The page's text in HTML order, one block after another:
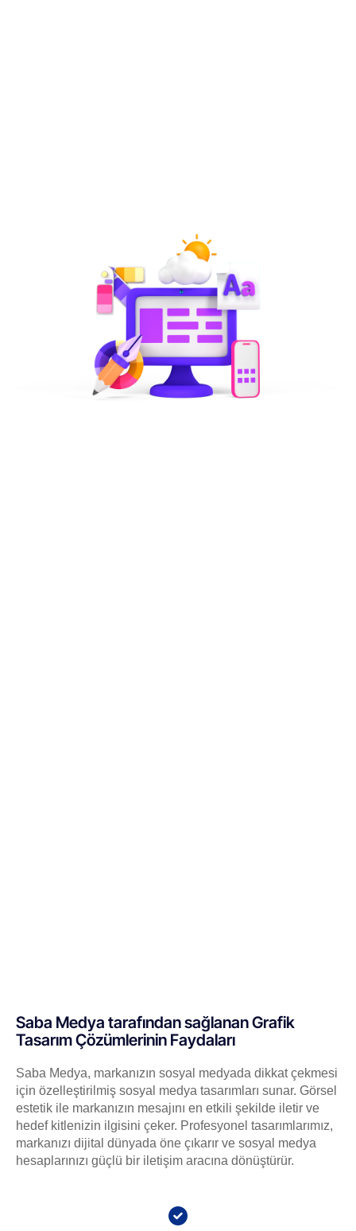
Saba Medya tarafından sağlanan Grafik
Tasarım Çözümlerinin Faydaları
Saba Medya, markanızın sosyal medyada dikkat çekmesi
için özelleştirilmiş sosyal medya tasarımları sunar. Görsel
estetik ile markanızın mesajını en etkili şekilde iletir ve
hedef kitlenizin ilgisini çeker. Profesyonel tasarımlarımız,
markanızı dijital dünyada öne çıkarır ve sosyal medya
hesaplarınızı güçlü bir iletişim aracına dönüştürür.